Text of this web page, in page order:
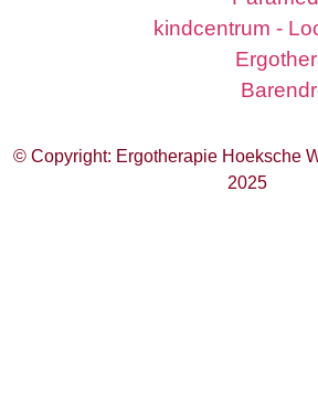
© Copyright: Ergotherapie Hoeksche
2025